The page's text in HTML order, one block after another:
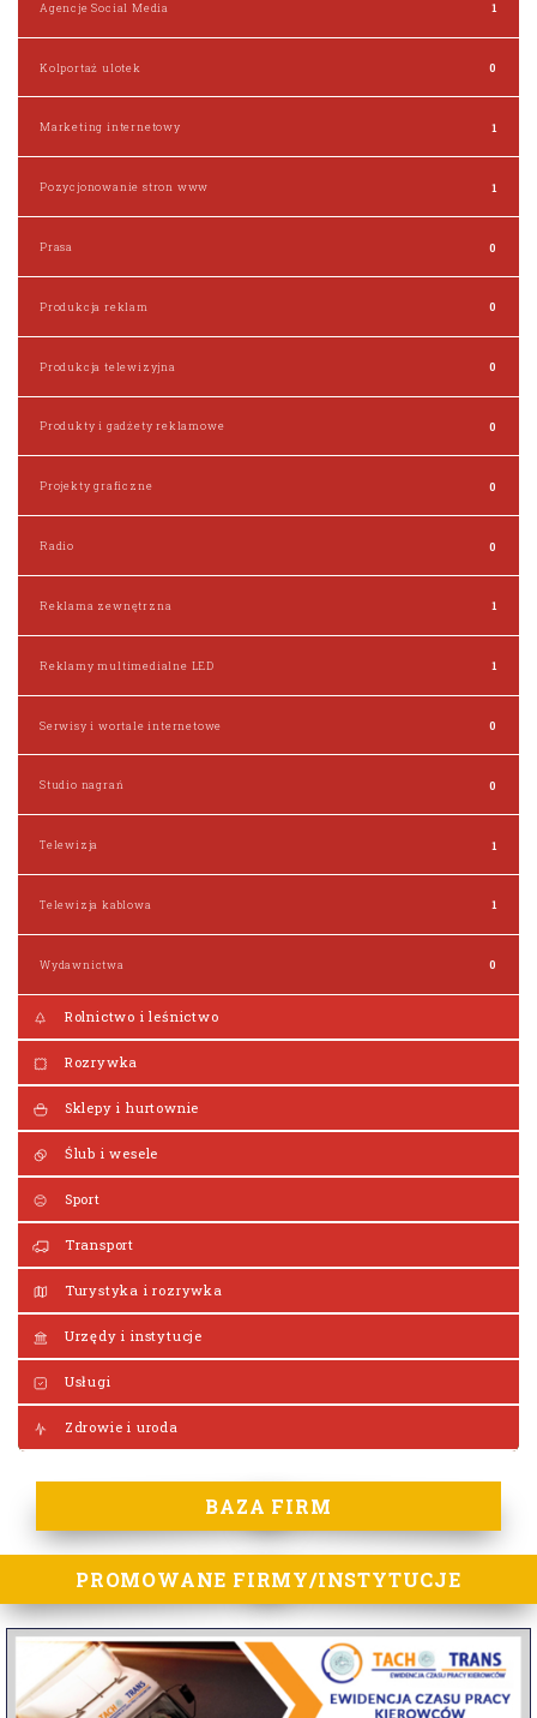
Agencje Social Media 1
Kolportaż ulotek 0
Marketing internetowy 1
Pozycjonowanie stron www 1
Prasa 0
Produkcja reklam 0
Produkcja telewizyjna 0
Produkty i gadżety reklamowe 0
Projekty graficzne 0
Radio 0
Reklama zewnętrzna 1
Reklamy multimedialne LED 1
Serwisy i wortale internetowe 0
Studio nagrań 0
Telewizja 1
Telewizja kablowa 1
Wydawnictwa 0
Rolnictwo i leśnictwo
Rozrywka
Sklepy i hurtownie
Ślub i wesele
Sport
Transport
Turystyka i rozrywka
Urzędy i instytucje
Usługi
Zdrowie i uroda
BAZA FIRM
PROMOWANE FIRMY/INSTYTUCJE